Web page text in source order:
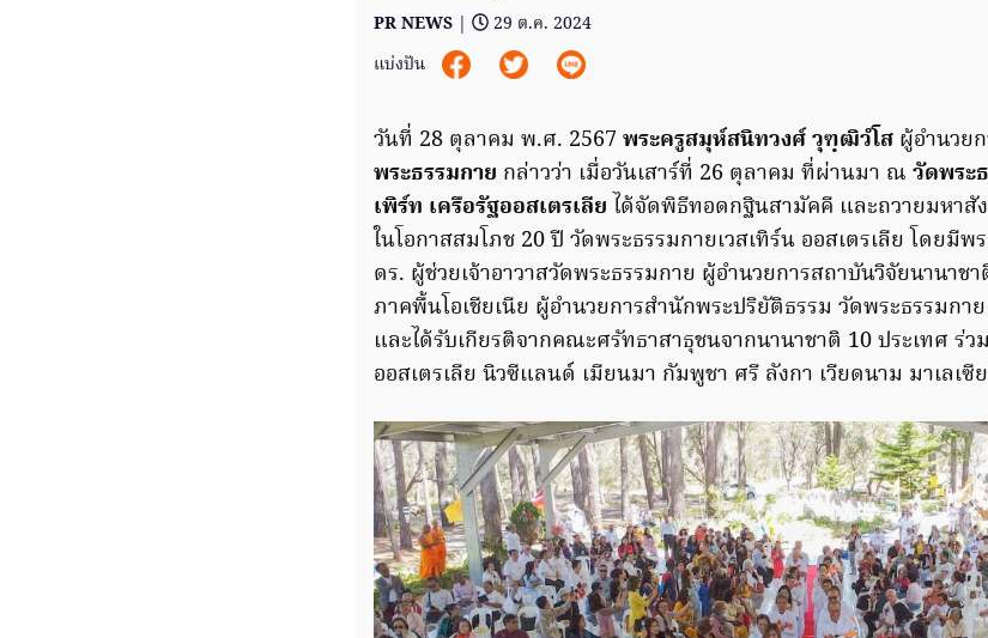
PR NEWS |
29 ต.ค. 2024
แบ่งปัน
วันที่ 28 ตุลาคม พ.ศ. 2567พระครูสมุห์สนิทวงศ์ วุฑฺฒิวํโส ผู้อำนวย
พระธรรมกาย กล่าวว่า เมื่อวันเสาร์ที่ 26 ตุลาคม ที่ผ่านมา ณ วัดพระ
เพิร์ท เครือรัฐออสเตรเลีย ได้จัดพิธีทอดกฐินสามัคคี และถวายมหา
ในโอกาสสมโภช 20 ปี วัดพระธรรมกายเวสเทิร์น ออสเตรเลีย โดยมี
ดร. ผู้ช่วยเจ้าอาวาสวัดพระธรรมกาย ผู้อำนวยการสถาบันวิจัยนานาช
ภาคพื้นโอเชียเนีย ผู้อำนวยการสำนักพระปริยัติธรรม วัดพระธรรมกา
และได้รับเกียรติจากคณะศรัทธาสาธุชนจากนานาชาติ 10 ประเทศ ร่
ออสเตรเลีย นิวซีแลนด์ เมียนมา กัมพูชา ศรี ลังกา เวียดนาม มาเลเซี